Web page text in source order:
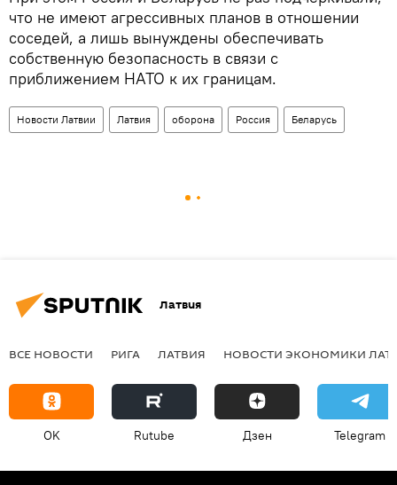
что не имеют агрессивных планов в отношении
соседей, а лишь вынуждены обеспечивать
собственную безопасность в связи с
приближением НАТО к их границам.
Новости Латвии Латвия оборона Россия Беларусь
Латвия
ВСЕ НОВОСТИ РИГА ЛАТВИЯ НОВОСТИ ЭКОНОМИКИ
OK Rutube Дзен Telegram